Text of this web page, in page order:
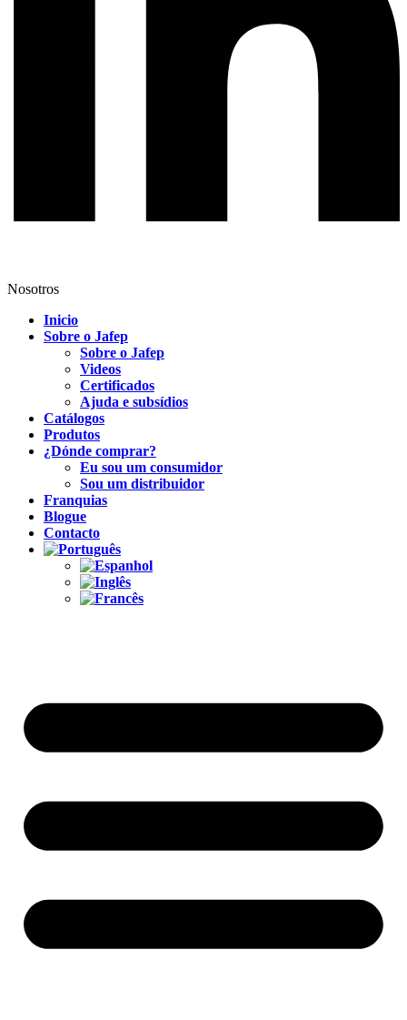
Nosotros
Inicio
Sobre o Jafep
Sobre o Jafep
Videos
Certificados
Ajuda e subsídios
Catálogos
Produtos
¿Dónde comprar?
Eu sou um consumidor
Sou um distribuidor
Franquias
Blogue
Contacto